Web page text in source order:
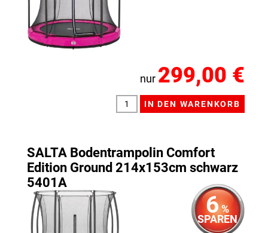
nur 299,00 €
SALTA Bodentrampolin Comfort
Edition Ground 214x153cm schwarz
5401A
6%
SPAREN